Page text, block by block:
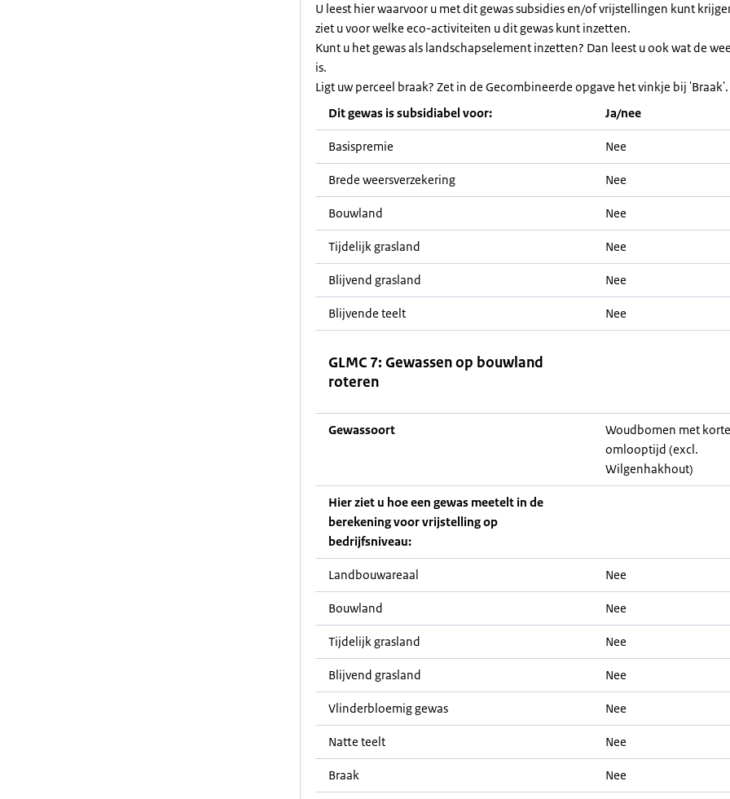
U leest hier waarvoor u met dit gewas subsidies en/of vrijstellingen kunt
ziet u voor welke eco-activiteiten u dit gewas kunt inzetten.
Kunt u het gewas als landschapselement inzetten? Dan leest u ook wat de
is.
Ligt uw perceel braak? Zet in de Gecombineerde opgave het vinkje bij 'Braak'.
Dit gewas is subsidiabel voor:
Ja/nee
Basispremie Nee
Brede weersverzekering Nee
Bouwland Nee
Tijdelijk grasland Nee
Blijvend grasland Nee
Blijvende teelt Nee
GLMC 7: Gewassen op bouwland
roteren
Gewassoort
Woudbomen met korte
omlooptijd (excl.
Wilgenhakhout)
Hier ziet u hoe een gewas meetelt in de
berekening voor vrijstelling op
bedrijfsniveau:
Landbouwareaal Nee
Bouwland Nee
Tijdelijk grasland Nee
Blijvend grasland Nee
Vlinderbloemig gewas Nee
Natte teelt Nee
Braak Nee